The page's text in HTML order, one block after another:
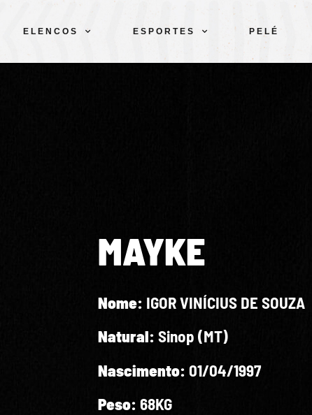
ELENCOS ESPORTES PELÉ
MAYKE
Nome: IGOR VINÍCIUS DE SOUZA
Natural: Sinop (MT)
Nascimento: 01/04/1997
Peso: 68KG